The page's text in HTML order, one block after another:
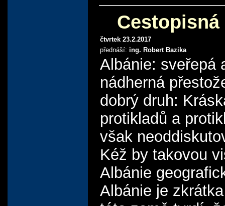
čtvrtek 23.2.2017
přednáší: ing. Robert Bazika
Albánie: sveřepá
nádherná
dobrý druh:
protikladů a
však
Kéž by takovou
Albánie
Albánie je